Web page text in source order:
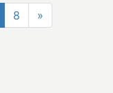
8 »